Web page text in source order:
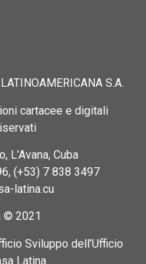
S.A.
cartacee e digitali
L’Avana, Cuba
(+53) 7 838 3497
latina.cu
© 2021
Sviluppo dell’Ufficio
Latina.